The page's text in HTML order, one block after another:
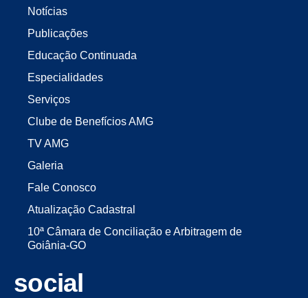
Notícias
Publicações
Educação Continuada
Especialidades
Serviços
Clube de Benefícios AMG
TV AMG
Galeria
Fale Conosco
Atualização Cadastral
10ª Câmara de Conciliação e Arbitragem de
Goiânia-GO
social